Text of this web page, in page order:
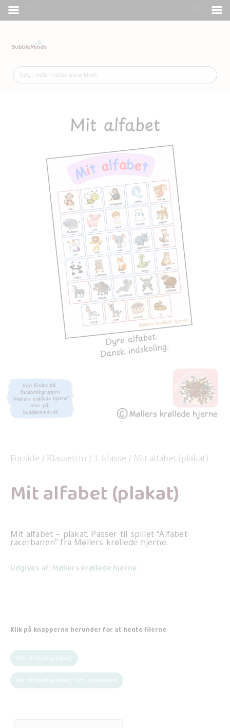
Forside / Klassetrin / 1. klasse / Mit alfabet (plakat)
Mit alfabet (plakat)
Mit alfabet – plakat. Passer til spillet “Alfabet
racerbanen” fra Møllers krøllede hjerne.
Udgives af: Møllers krøllede hjerne
Klik på knapperne herunder for at hente filerne
Mit alfabet (plakat)
Mit alfabet (plakat): Om udgivelsen